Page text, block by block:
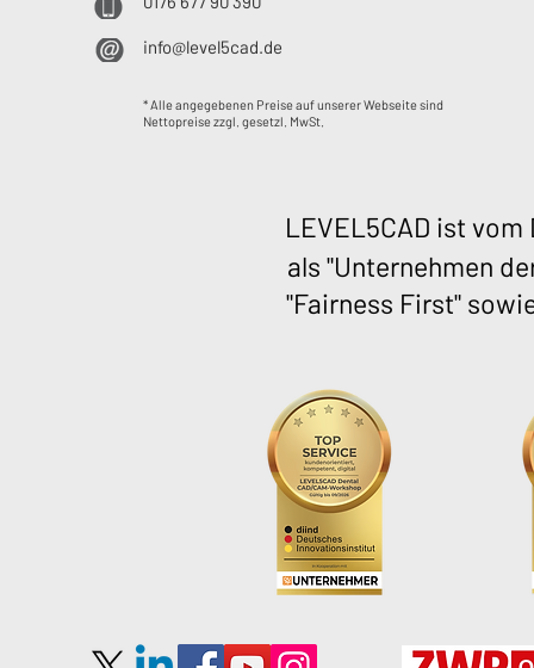
info@level5cad.de
* Alle angegebenen Preise auf unserer Webseite sind
Nettopreise zzgl. gesetzl. MwSt.
LEVEL5CAD ist
als "Unternehmen
"Fairness First"